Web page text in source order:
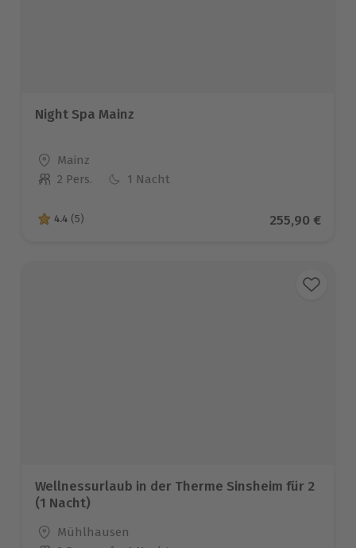
Night Spa Mainz
Standort
Mainz
Anzahl der Teilnehmer
2 Pers. 1 Nacht
4.4 von 5 Sternen basierend auf 5 Bewertungen
4.4 (5) Aktueller
255,90 €
Wellnessurlaub in der Therme Sinsheim für 2
(1 Nacht)
Standort
Mühlhausen